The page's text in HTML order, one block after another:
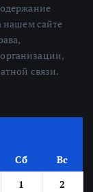
нашем сайте
связи.
Сб
Вс
1
2